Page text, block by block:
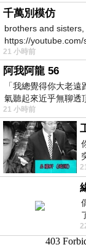
千萬別模仿
brothers and
https://
https
21 小時前
阿我阿龍 56
「我總覺得你大老
氣聽起來近乎無聊透
21 小時前